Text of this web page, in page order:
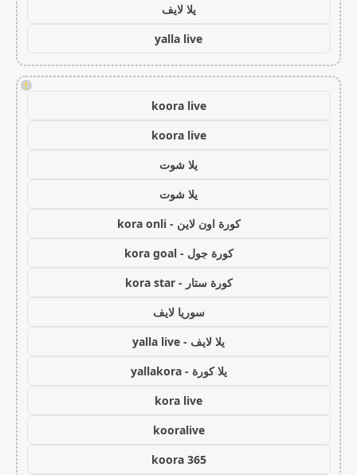
يلا لايف
yalla live
!
koora live
koora live
يلا شوت
يلا شوت
كورة اون لاين - kora onli
كورة جول - kora goal
كورة ستار - kora star
سوريا لايف
يلا لايف - yalla live
يلا كورة - yallakora
kora live
kooralive
koora 365